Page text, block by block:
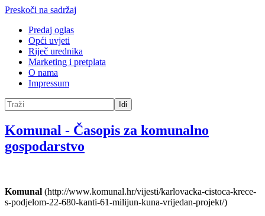
Preskoči na sadržaj
Predaj oglas
Opći uvjeti
Riječ urednika
Marketing i pretplata
O nama
Impressum
Idi
Komunal - Časopis za komunalno
gospodarstvo
Komunal (http://www.komunal.hr/vijesti/karlovacka-cistoca-krece-
s-podjelom-22-680-kanti-61-milijun-kuna-vrijedan-projekt/)